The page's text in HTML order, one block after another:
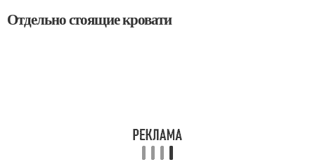
Отдельно стоящие кровати